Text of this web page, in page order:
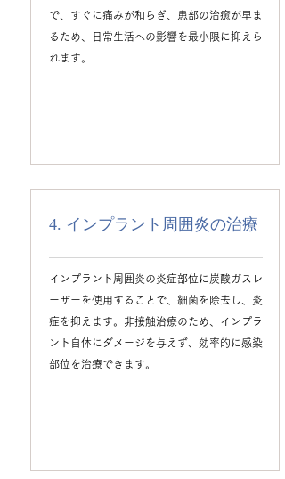
で、すぐに痛みが和らぎ、患部の治癒が早ま
るため、日常生活への影響を最小限に抑えら
れます。
4. インプラント周囲炎の治療
インプラント周囲炎の炎症部位に炭酸ガスレ
ーザーを使用することで、細菌を除去し、炎
症を抑えます。非接触治療のため、インプラ
ント自体にダメージを与えず、効率的に感染
部位を治療できます。